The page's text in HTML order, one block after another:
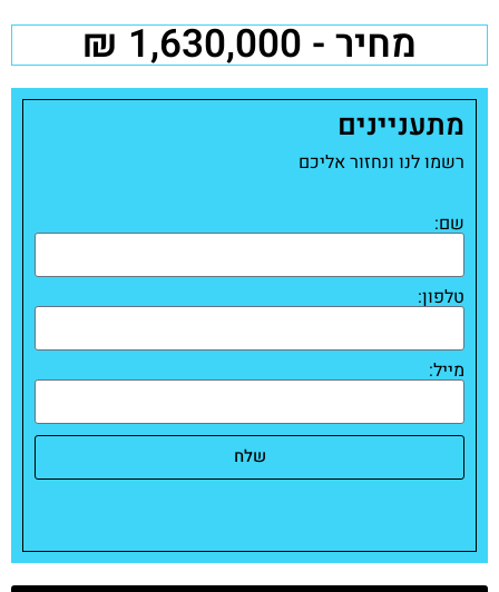
מחיר - 1,630,000 ₪
מתעניינים
רשמו לנו ונחזור אליכם
שם:
טלפון:
מייל:
שלח